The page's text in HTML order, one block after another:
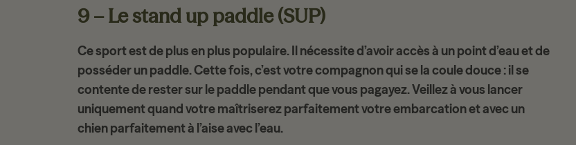
9 – Le stand up paddle (SUP)
Ce sport est de plus en plus populaire. Il nécessite d’avoir accès à unpoint d’eauet de
posséderun paddle. Cette fois, c’est votre compagnon qui se la coule douce : il se
contente de rester sur le paddle pendant que vous pagayez. Veillez à vous lancer
uniquement quand votre maîtriserez parfaitement votre embarcation et avec un
chien parfaitement à l’aise avec l’eau.